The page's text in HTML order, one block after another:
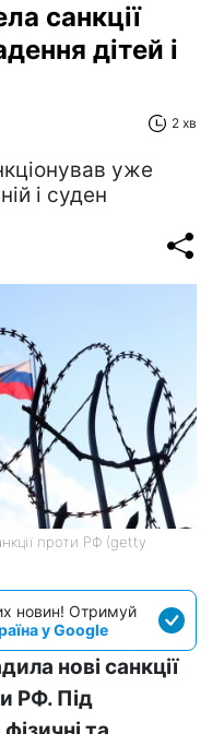
санкції
дітей і
2 хв
уже
і суден
проти РФ (getty
новин! Отримуй
у Google
нові санкції
РФ. Під